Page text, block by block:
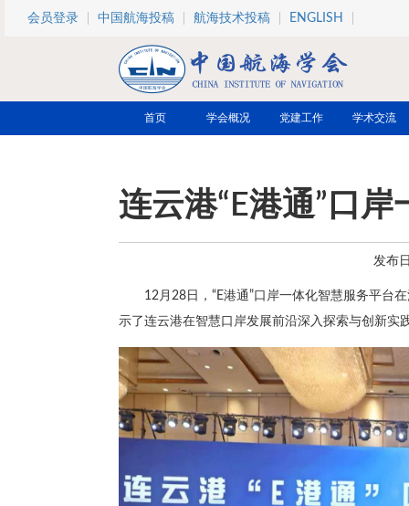
跳转到主要内容
会员登录 中国航海投稿 航海技术投稿 ENGLISH
首页 学会概况 党建工作 学术交流
连云港“E港通”口
发布
12月28日，“E港通”口岸一体化智慧服务平台
示了连云港在智慧口岸发展前沿深入探索与创新实